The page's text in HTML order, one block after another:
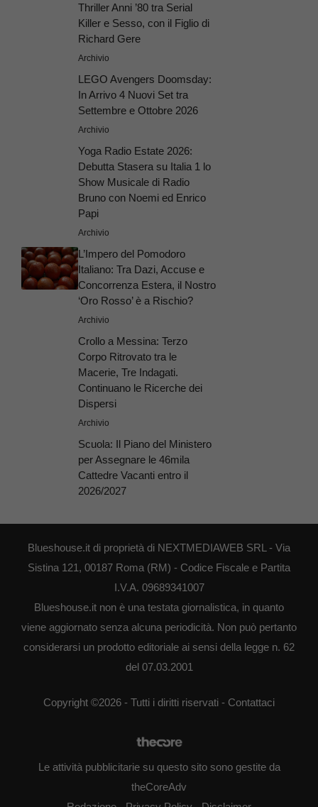
Thriller Anni ’80 tra Serial
Killer e Sesso, con il Figlio di
Richard Gere
Archivio
LEGO Avengers Doomsday:
In Arrivo 4 Nuovi Set tra
Settembre e Ottobre 2026
Archivio
Yoga Radio Estate 2026:
Debutta Stasera su Italia 1 lo
Show Musicale di Radio
Bruno con Noemi ed Enrico
Papi
Archivio
L’Impero del Pomodoro
Italiano: Tra Dazi, Accuse e
Concorrenza Estera, il Nostro
‘Oro Rosso’ è a Rischio?
Archivio
Crollo a Messina: Terzo
Corpo Ritrovato tra le
Macerie, Tre Indagati.
Continuano le Ricerche dei
Dispersi
Archivio
Scuola: Il Piano del Ministero
per Assegnare le 46mila
Cattedre Vacanti entro il
2026/2027
Blueshouse.it di proprietà di NEXTMEDIAWEB SRL - Via
Sistina 121, 00187 Roma (RM) - Codice Fiscale e Partita
I.V.A. 09689341007
Blueshouse.it non è una testata giornalistica, in quanto
viene aggiornato senza alcuna periodicità. Non può pertanto
considerarsi un prodotto editoriale ai sensi della legge n. 62
del 07.03.2001
Copyright ©2026 - Tutti i diritti riservati - Contattaci
Le attività pubblicitarie su questo sito sono gestite da
theCoreAdv